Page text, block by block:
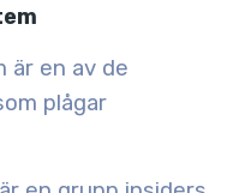
är en av de
plågar